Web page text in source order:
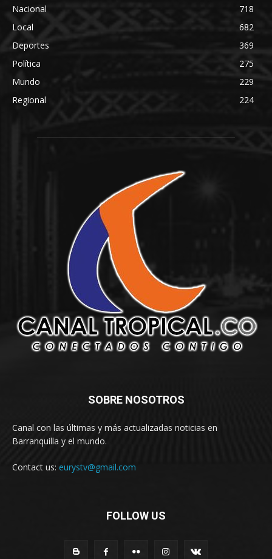
Nacional
718
Local
682
Deportes
369
Política
275
Mundo
229
Regional
224
SOBRE NOSOTROS
Canal con las últimas y más actualizadas noticias en
Barranquilla y el mundo.
Contact us: eurystv@gmail.com
FOLLOW US